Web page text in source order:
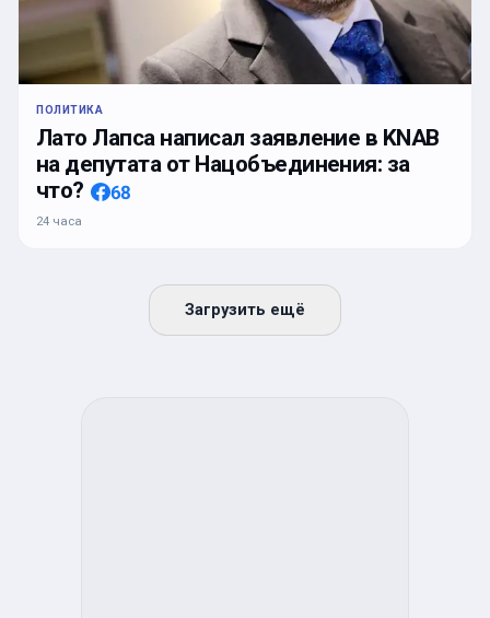
ПОЛИТИКА
Лато Лапса написал заявление в KNAB
на депутата от Нацобъединения: за
что?
68
24 часа
Загрузить ещё